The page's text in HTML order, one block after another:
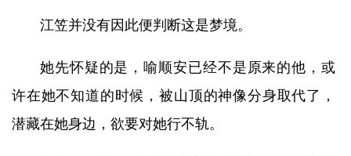
江笠并没有因此便判断这是梦境。
她先怀疑的是，喻顺安已经不是原来的他，或
许在她不知道的时候，被山顶的神像分身取代了，
潜藏在她身边，欲要对她行不轨。